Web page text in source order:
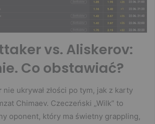
vs. Aliskerov:
Co obstawiać?
nie ukrywał złości po tym, jak z karty
Chimaev. Czeczeński „Wilk” to
oponent, który ma świetny grappling,